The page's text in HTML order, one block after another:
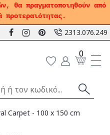
θα πραγματοποιηθούν από
2313.076.249
0
Carpet - 100 x 150 cm